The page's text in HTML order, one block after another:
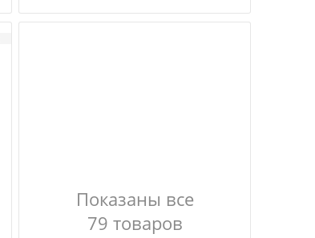
Показаны все
79 товаров